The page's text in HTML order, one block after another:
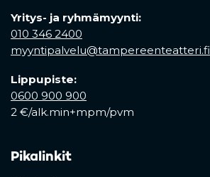
Yritys- ja ryhmämyynti:
010 346 2400
myyntipalvelu@tampereenteatteri.fi
Lippupiste:
0600 900 900
2 €/alk.min+mpm/pvm
Pikalinkit